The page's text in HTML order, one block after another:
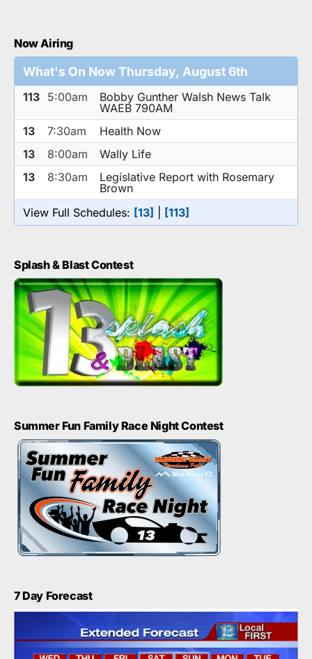
Now Airing
What's On Now Thursday, August 6th
113 5:00am
Bobby Gunther Walsh News Talk
WAEB 790AM
13
7:30am
Health Now
13
8:00am
Wally Life
13
8:30am
Legislative Report with Rosemary
Brown
View Full Schedules: [13] [113]
Splash & Blast Contest
Summer Fun Family Race Night Contest
7 Day Forecast